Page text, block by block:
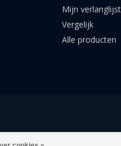
Mijn verlanglijst
Vergelijk
Alle producten